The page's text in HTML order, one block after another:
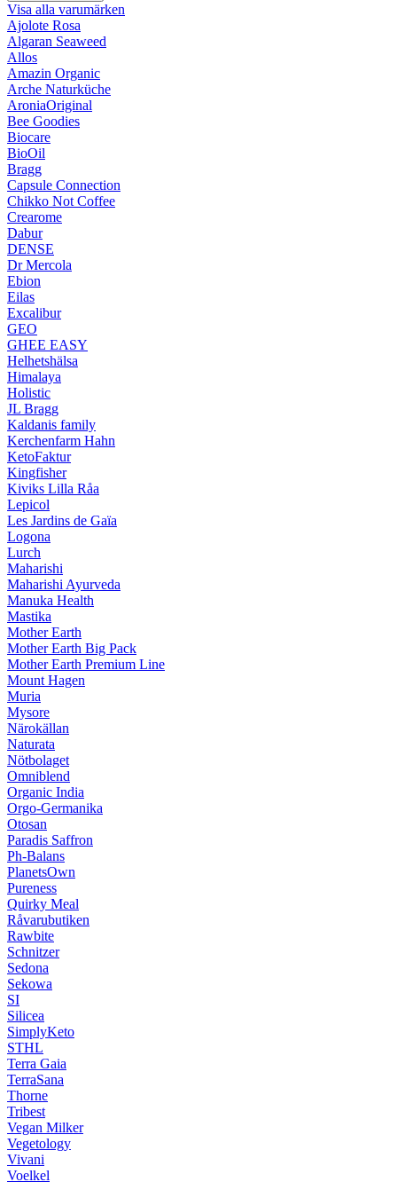
Visa alla varumärken
Ajolote Rosa
Algaran Seaweed
Allos
Amazin Organic
Arche Naturküche
AroniaOriginal
Bee Goodies
Biocare
BioOil
Bragg
Capsule Connection
Chikko Not Coffee
Crearome
Dabur
DENSE
Dr Mercola
Ebion
Eilas
Excalibur
GEO
GHEE EASY
Helhetshälsa
Himalaya
Holistic
JL Bragg
Kaldanis family
Kerchenfarm Hahn
KetoFaktur
Kingfisher
Kiviks Lilla Råa
Lepicol
Les Jardins de Gaïa
Logona
Lurch
Maharishi
Maharishi Ayurveda
Manuka Health
Mastika
Mother Earth
Mother Earth Big Pack
Mother Earth Premium Line
Mount Hagen
Muria
Mysore
Närokällan
Naturata
Nötbolaget
Omniblend
Organic India
Orgo-Germanika
Otosan
Paradis Saffron
Ph-Balans
PlanetsOwn
Pureness
Quirky Meal
Råvarubutiken
Rawbite
Schnitzer
Sedona
Sekowa
SI
Silicea
SimplyKeto
STHL
Terra Gaia
TerraSana
Thorne
Tribest
Vegan Milker
Vegetology
Vivani
Voelkel